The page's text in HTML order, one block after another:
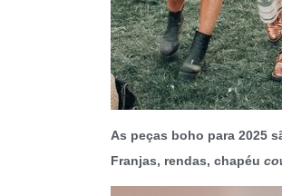
As peças boho para 2025
Franjas, rendas, chapéu